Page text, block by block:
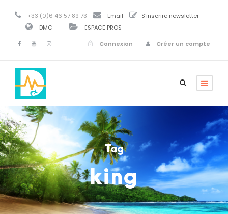
+33 (0)6 46 57 89 73 Email
S'inscrire newsletter
DMC
ESPACE PROS
Connexion
Créer un compte
Tag
king